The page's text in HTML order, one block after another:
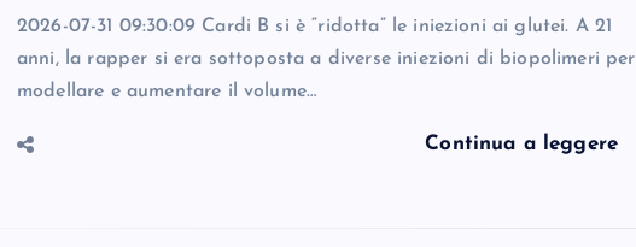
2026-07-31 09:30:09 Cardi B si è “ridotta” le iniezioni ai glutei. A 21
anni, la rapper si era sottoposta a diverse iniezioni di biopolimeri per
modellare e aumentare il volume…
Continua a leggere